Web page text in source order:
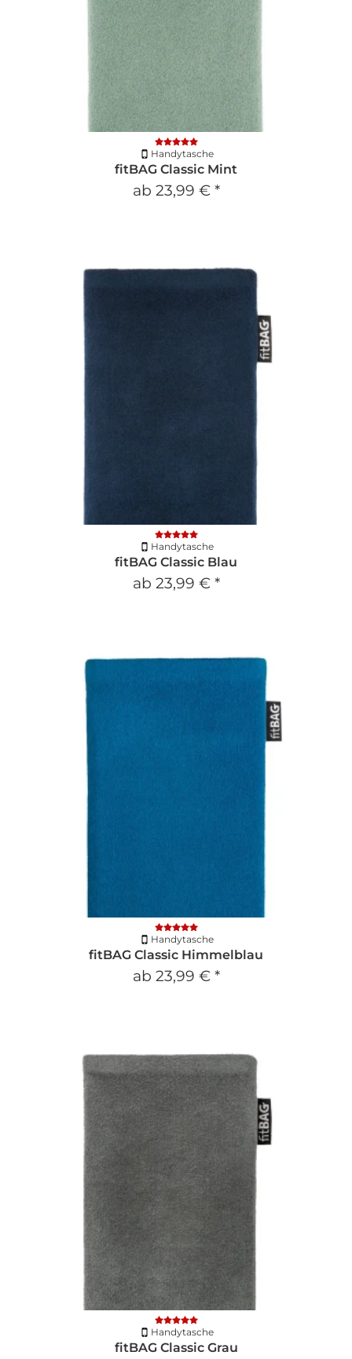
Handytasche
fitBAG Classic Mint
ab 23,99 € *
Handytasche
fitBAG Classic Blau
ab 23,99 € *
Handytasche
fitBAG Classic Himmelblau
ab 23,99 € *
Handytasche
fitBAG Classic Grau